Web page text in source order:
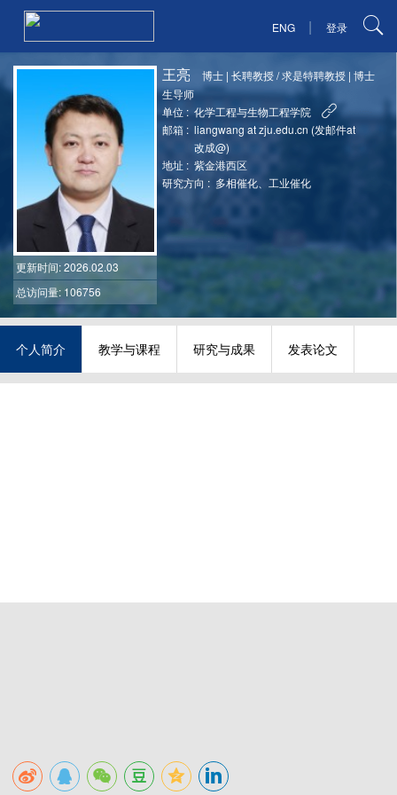
ENG | 登录
更新时间: 2026.02.03
总访问量: 106756
王亮 博士 |长聘教授 / 求是特聘教授 |博士
生导师
单位 : 化学工程与生物工程学院
邮箱 : liangwang at zju.edu.cn (发邮件at
改成@)
地址 : 紫金港西区
研究方向 : 多相催化、工业催化
个人简介 教学与课程 研究与成果 发表论文